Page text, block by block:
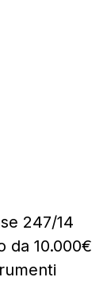
247/14
da 10.000€